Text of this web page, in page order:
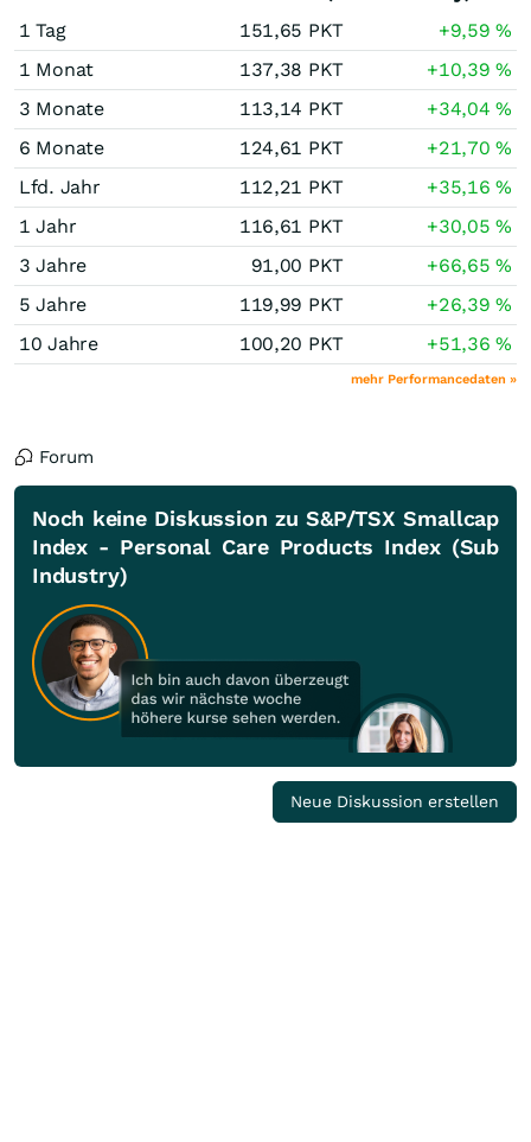
1 Tag 151,65 PKT +9,59%
1 Monat
137,38 PKT +10,39%
3 Monate
113,14 PKT +34,04%
6 Monate
124,61 PKT +21,70%
Lfd. Jahr
112,21 PKT +35,16%
1 Jahr
116,61 PKT +30,05%
3 Jahre
91,00 PKT +66,65%
5 Jahre
119,99 PKT +26,39%
10 Jahre
100,20 PKT +51,36%
mehr Performancedaten »
Forum
Noch keine Diskussion zu S&P/TSX Smallcap
Index - Personal Care Products Index (Sub
Industry)
Neue Diskussion erstellen